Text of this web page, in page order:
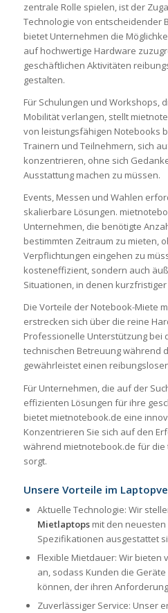
zentrale Rolle spielen, ist der
Technologie von entscheidender
bietet Unternehmen die
auf hochwertige Hardware
geschäftlichen Aktivitäten
gestalten.
Für Schulungen und Workshops,
Mobilität verlangen, stellt
von leistungsfähigen Notebooks
Trainern und Teilnehmern, sich
konzentrieren, ohne sich
Ausstattung machen zu müssen.
Events, Messen und Wahlen
skalierbare Lösungen.
Unternehmen, die benötigte
bestimmten Zeitraum zu mieten,
Verpflichtungen eingehen zu
kosteneffizient, sondern auch
Situationen, in denen
Die Vorteile der Notebook-Miete
erstrecken sich über die reine
Professionelle Unterstützung bei
technischen Betreuung während
gewährleistet einen
Für Unternehmen, die auf der
effizienten Lösungen für ihre
bietet mietnotebook.de eine
Konzentrieren Sie sich auf den
während mietnotebook.de für die
sorgt.
Unsere Vorteile im
Aktuelle Technologie: Wir
Mietlaptopsmit den neuesten
Spezifikationen ausgestattet
Flexible Mietdauer: Wir bieten
an, sodass Kunden die
können, der ihren
Zuverlässiger Service: Unser